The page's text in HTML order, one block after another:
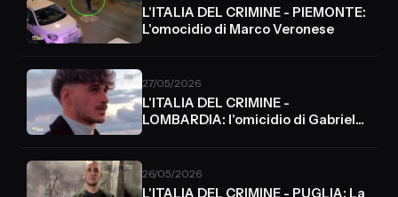
L'ITALIA DEL CRIMINE - PIEMONTE:
L'omocidio di Marco Veronese
27/05/2026
L'ITALIA DEL CRIMINE -
LOMBARDIA: l'omicidio di Gabriele
26/05/2026
L'ITALIA DEL CRIMINE - PUGLIA: La